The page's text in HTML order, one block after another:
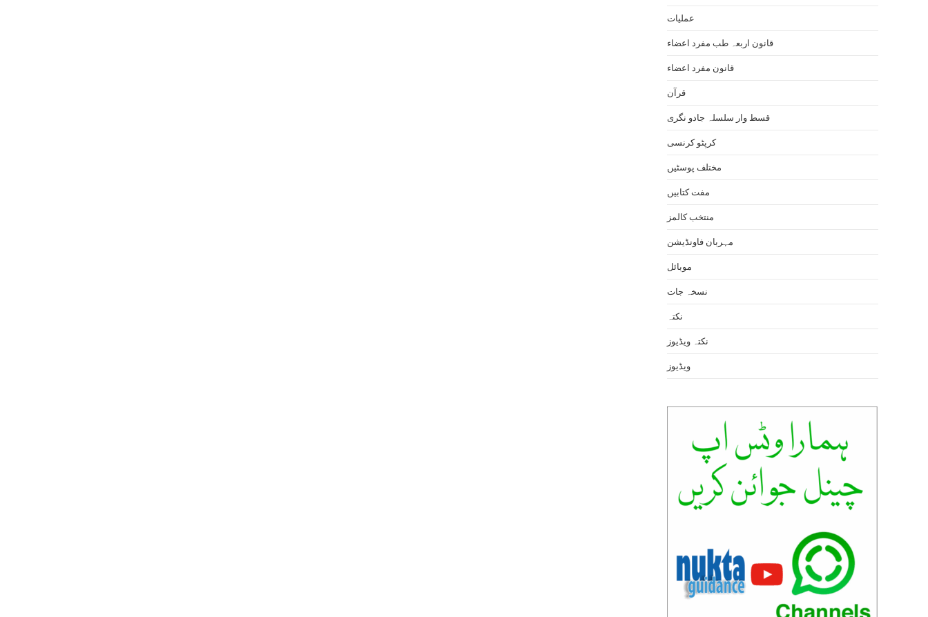
عملیات
قانون اربعہ طب مفرد اعضاء
قانون مفرد اعضاء
قرآن
قسط وار سلسلہ جادو نگری
کرپٹو کرنسی
مختلف پوسٹیں
مفت کتابیں
منتخب کالمز
مہربان فاونڈیشن
موبائل
نسخہ جات
نکتہ
نکتہ ویڈیوز
ویڈیوز